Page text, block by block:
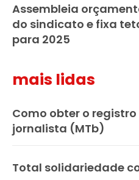
Assembleia
do sindicato e fixa
para 2025
mais lidas
Como obter o
jornalista (MTb)
Total solidariedade